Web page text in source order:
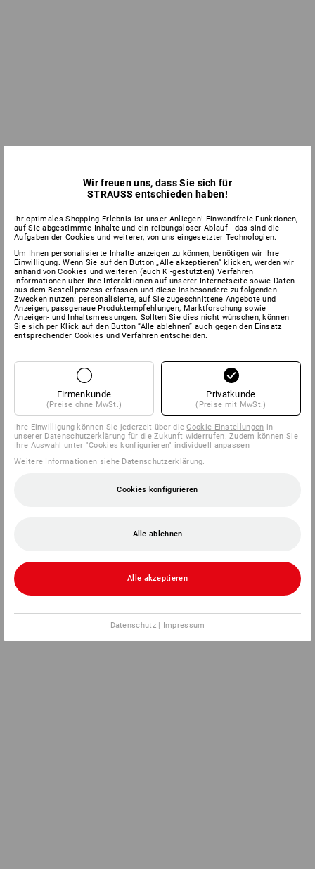
Wir freuen uns, dass Sie sich für
STRAUSS entschieden haben!
Ihr optimales Shopping-Erlebnis ist unser Anliegen! Einwandfreie Funktionen,
auf Sie abgestimmte Inhalte und ein reibungsloser Ablauf - das sind die
Aufgaben der Cookies und weiterer, von uns eingesetzter Technologien.
Um Ihnen personalisierte Inhalte anzeigen zu können, benötigen wir Ihre
Einwilligung. Wenn Sie auf den Button „Alle akzeptieren“ klicken, werden wir
anhand von Cookies und weiteren (auch KI-gestützten) Verfahren
Informationen über Ihre Interaktionen auf unserer Internetseite sowie Daten
aus dem Bestellprozess erfassen und diese insbesondere zu folgenden
Zwecken nutzen: personalisierte, auf Sie zugeschnittene Angebote und
Anzeigen, passgenaue Produktempfehlungen, Marktforschung sowie
Anzeigen- und Inhaltsmessungen. Sollten Sie dies nicht wünschen, können
Sie sich per Klick auf den Button “Alle ablehnen” auch gegen den Einsatz
entsprechender Cookies und Verfahren entscheiden.
Firmenkunde
(Preise ohne MwSt.)
Privatkunde
(Preise mit MwSt.)
Ihre Einwilligung können Sie jederzeit über dieCookie-Einstellungen in
unserer Datenschutzerklärung für die Zukunft widerrufen. Zudem können Sie
Ihre Auswahl unter "Cookies konfigurieren" individuell anpassen
Weitere Informationen siehe Datenschutzerklärung.
Cookies konfigurieren
Alle ablehnen
Alle akzeptieren
Datenschutz| Impressum